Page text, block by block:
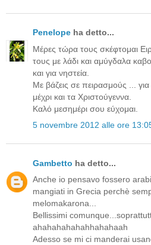
Penelope ha detto...
Μέρες τώρα τους σκέφτομαι
τους με λάδι και αμύγδαλα
και για νηστεία.
Με βάζεις σε πειρασμούς ...
μέχρι και τα Χριστούγεννα.
Καλό μεσημέρι σου εύχομαι.
5 novembre 2012 alle ore
Gambetto ha detto...
Anche io pensavo fossero
mangiati in Grecia perchè
melomakarona...
Bellissimi
ahahahahahahhahahaah
Adesso se mi ci manderai